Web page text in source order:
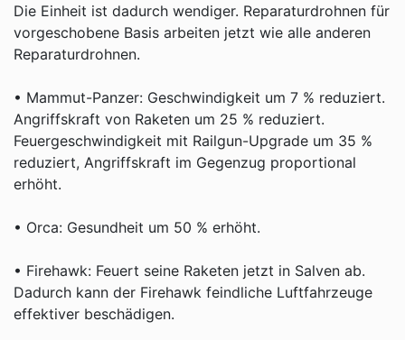
Die Einheit ist dadurch wendiger. Reparaturdrohnen für
vorgeschobene Basis arbeiten jetzt wie alle anderen
Reparaturdrohnen.
• Mammut-Panzer: Geschwindigkeit um 7 % reduziert.
Angriffskraft von Raketen um 25 % reduziert.
Feuergeschwindigkeit mit Railgun-Upgrade um 35 %
reduziert, Angriffskraft im Gegenzug proportional
erhöht.
• Orca: Gesundheit um 50 % erhöht.
• Firehawk: Feuert seine Raketen jetzt in Salven ab.
Dadurch kann der Firehawk feindliche Luftfahrzeuge
effektiver beschädigen.